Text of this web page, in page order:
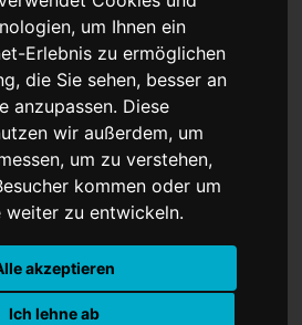
um Ihnen ein
Erlebnis zu ermöglichen
die Sie sehen, besser an
anzupassen. Diese
wir außerdem, um
um zu verstehen,
kommen oder um
weiter zu entwickeln.
akzeptieren
Ich lehne ab
tiene la